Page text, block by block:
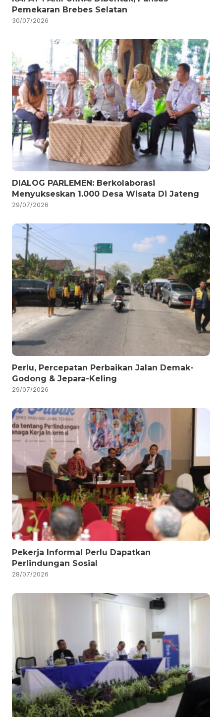
Pemekaran Brebes Selatan
30/07/2026
DIALOG PARLEMEN: Berkolaborasi
Menyukseskan 1.000 Desa Wisata Di Jateng
29/07/2026
Perlu, Percepatan Perbaikan Jalan Demak-
Godong & Jepara-Keling
29/07/2026
Pekerja Informal Perlu Dapatkan
Perlindungan Sosial
28/07/2026